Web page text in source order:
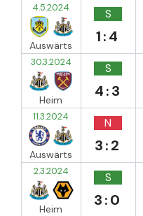
4.5.2024
Auswärts
S
1:4
30.3.2024
Heim
S
4:3
11.3.2024
Auswärts
N
3:2
2.3.2024
Heim
S
3:0